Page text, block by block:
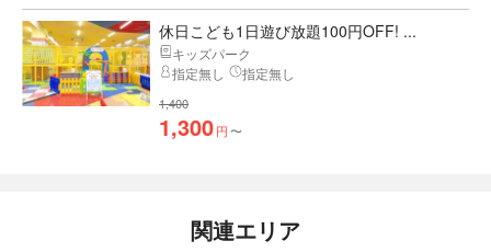
休日こども1日遊び放題100円OFF! ...
キッズパーク
指定無し
指定無し
1,400
1,300円 〜
関連エリア